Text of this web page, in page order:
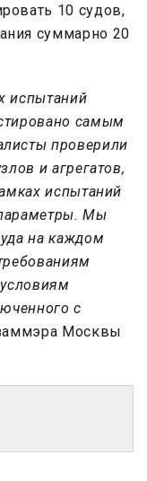
10 судов,
суммарно 20
испытаний
самым
проверили
и агрегатов,
испытаний
Мы
на каждом
с
Москвы